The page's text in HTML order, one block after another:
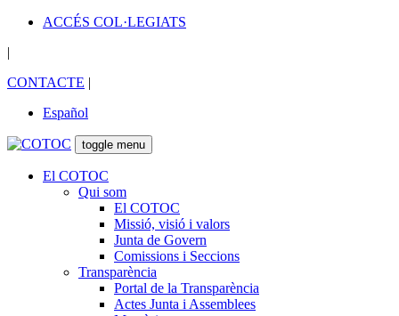
ACCÉS COL·LEGIATS
|
CONTACTE |
Español
toggle menu
El COTOC
Qui som
El COTOC
Missió, visió i valors
Junta de Govern
Comissions i Seccions
Transparència
Portal de la Transparència
Actes Junta i Assemblees